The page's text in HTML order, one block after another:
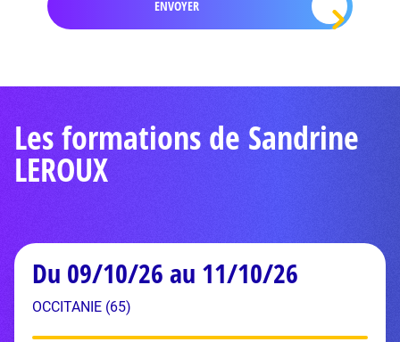
Les formations de Sandrine
LEROUX
Du 09/10/26 au 11/10/26
OCCITANIE (65)